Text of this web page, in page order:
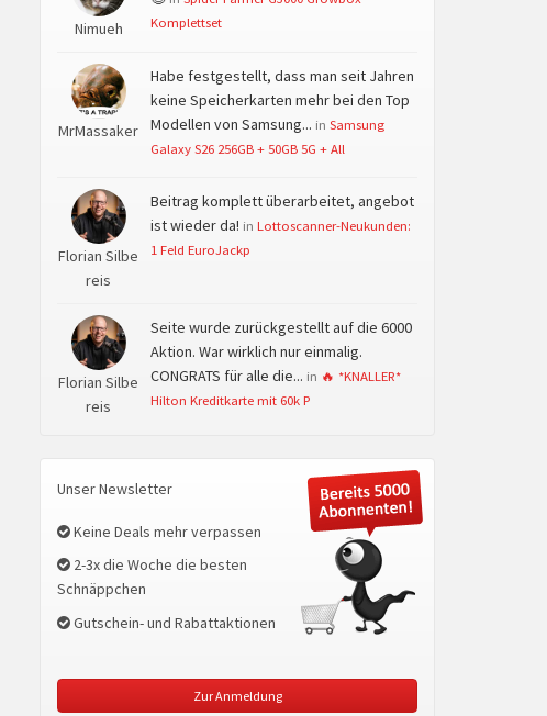
Nimueh
Komplettset
MrMassaker
Habe festgestellt, dass man seit Jahren
keine Speicherkarten mehr bei den Top
Modellen von Samsung... in Samsung
Galaxy S26 256GB + 50GB 5G + All
Florian Silbe
reis
Beitrag komplett überarbeitet, angebot
ist wieder da! in Lottoscanner-Neukunden:
1 Feld EuroJackp
Florian Silbe
reis
Seite wurde zurückgestellt auf die 6000
Aktion. War wirklich nur einmalig.
CONGRATS für alle die... in 🔥 *KNALLER*
Hilton Kreditkarte mit 60k P
Unser Newsletter
Keine Deals mehr verpassen
2-3x die Woche die besten
Schnäppchen
Gutschein- und Rabattaktionen
Zur Anmeldung